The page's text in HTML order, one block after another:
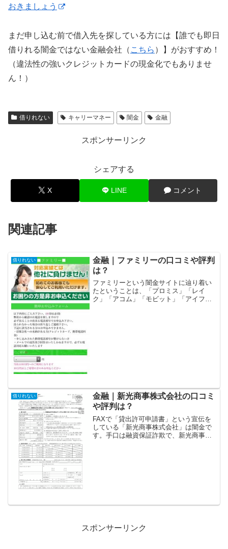
おきましょう
まだ申し込む前で借入先を探している方には【誰でも即日
借りれる闇金ではない金融会社（ こちら ）】がおすすめ！
（違法性の強いクレジットカードの現金化でもありませ
ん！）
借りれない キャリーマネー 闇金 金融
スポンサーリンク
シェアする
X LINE コメント
関連記事
借りれない
金融｜ファミリーの口コミや評判
は？
ファミリーという闇金サイトに辿り着い
たということは、「プロミス」「レイ
ク」「アコム」「モビット」「アイフ
借りれない
金融｜新光商事株式会社の口コミ
や評判は？
FAXで「貸出許可申請書」という宣伝を
している「新光商事株式会社」は闇金で
す。手口は融資保証詐欺で、新光商事株
スポンサーリンク